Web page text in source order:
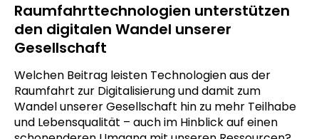
Raumfahrttechnologien unterstützen
den digitalen Wandel unserer
Gesellschaft
Welchen Beitrag leisten Technologien aus der
Raumfahrt zur Digitalisierung und damit zum
Wandel unserer Gesellschaft hin zu mehr Teilhabe
und Lebensqualität – auch im Hinblick auf einen